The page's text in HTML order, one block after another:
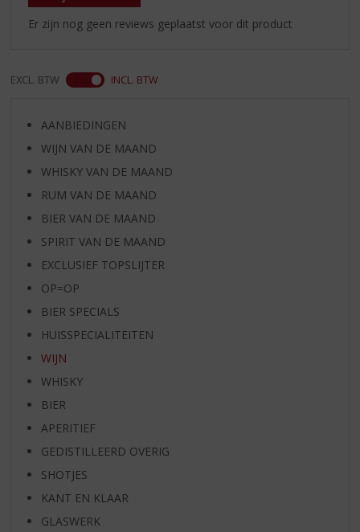
Er zijn nog geen reviews geplaatst voor dit product
EXCL. BTW INCL. BTW
AANBIEDINGEN
WIJN VAN DE MAAND
WHISKY VAN DE MAAND
RUM VAN DE MAAND
BIER VAN DE MAAND
SPIRIT VAN DE MAAND
EXCLUSIEF TOPSLIJTER
OP=OP
BIER SPECIALS
HUISSPECIALITEITEN
WIJN
WHISKY
BIER
APERITIEF
GEDISTILLEERD OVERIG
SHOTJES
KANT EN KLAAR
GLASWERK